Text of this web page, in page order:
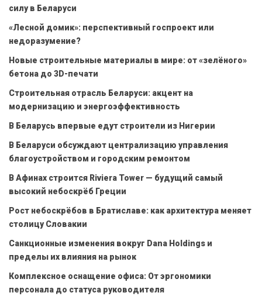
силу в Беларуси
«Лесной домик»: перспективный госпроект или
недоразумение?
Новые строительные материалы в мире: от «зелёного»
бетона до 3D-печати
Строительная отрасль Беларуси: акцент на
модернизацию и энергоэффективность
В Беларусь впервые едут строители из Нигерии
В Беларуси обсуждают централизацию управления
благоустройством и городским ремонтом
В Афинах строится Riviera Tower — будущий самый
высокий небоскрёб Греции
Рост небоскрёбов в Братиславе: как архитектура меняет
столицу Словакии
Санкционные изменения вокруг Dana Holdings и
пределы их влияния на рынок
Комплексное оснащение офиса: От эргономики
персонала до статуса руководителя